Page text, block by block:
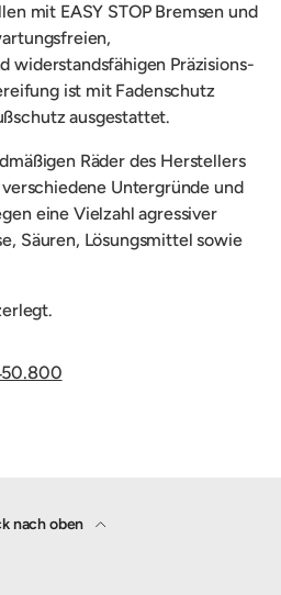
mit EASY STOP Bremsen und
widerstandsfähigen Präzisions-
ist mit Fadenschutz
ausgestattet.
Räder des Herstellers
Untergründe und
eine Vielzahl agressiver
Säuren, Lösungsmittel sowie
nach oben